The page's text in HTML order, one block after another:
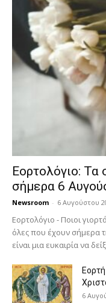
Εορτολόγιο: Τα
σήμερα 6
Newsroom - 6 Αυγούστου
Εορτολόγιο - Ποιοι
όλες που έχουν σήμερα
είναι μια ευκαιρία να
6